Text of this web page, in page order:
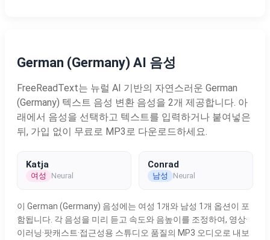
German (Germany) AI 음성
FreeReadText는 뉴럴 AI 기반의 자연스러운 German
(Germany) 텍스트 음성 변환 음성을 2개 제공합니다. 아
래에서 음성을 선택하고 텍스트를 입력하거나 붙여넣은
뒤, 가입 없이 무료로 MP3로 다운로드하세요.
Katja
여성 Neural
Conrad
남성 Neural
이 German (Germany) 음성에는 여성 1개와 남성 1개 옵션이 포
함됩니다. 각 음성을 미리 듣고 속도와 음높이를 조정하여, 영상·
이러닝·팟캐스트·접근성용 스튜디오 품질의 MP3 오디오로 내보